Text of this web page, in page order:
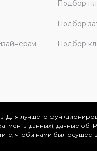
Подбор
Подбор
Подбор
и Московской
представлена на
Для лучшего
данных), данные
чтобы нами был